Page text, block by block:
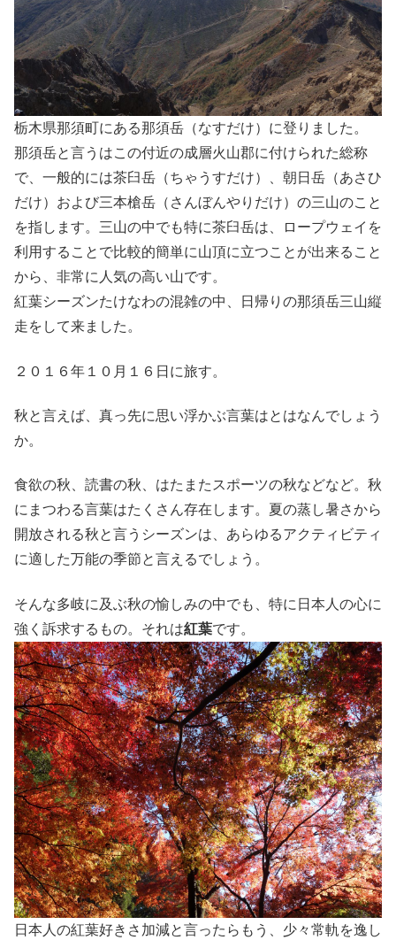
栃木県那須町にある那須岳（なすだけ）に登りました。
那須岳と言うはこの付近の成層火山郡に付けられた総称
で、一般的には茶臼岳（ちゃうすだけ）、朝日岳（あさひ
だけ）および三本槍岳（さんぼんやりだけ）の三山のこと
を指します。三山の中でも特に茶臼岳は、ロープウェイを
利用することで比較的簡単に山頂に立つことが出来ること
から、非常に人気の高い山です。
紅葉シーズンたけなわの混雑の中、日帰りの那須岳三山縦
走をして来ました。
２０１６年１０月１６日に旅す。
秋と言えば、真っ先に思い浮かぶ言葉はとはなんでしょう
か。
食欲の秋、読書の秋、はたまたスポーツの秋などなど。秋
にまつわる言葉はたくさん存在します。夏の蒸し暑さから
開放される秋と言うシーズンは、あらゆるアクティビティ
に適した万能の季節と言えるでしょう。
そんな多岐に及ぶ秋の愉しみの中でも、特に日本人の心に
強く訴求するもの。それは紅葉です。
日本人の紅葉好きさ加減と言ったらもう、少々常軌を逸し